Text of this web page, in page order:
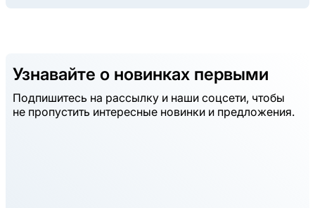
Узнавайте о новинках первыми
Подпишитесь на рассылку и наши соцсети, чтобы
не пропустить интересные новинки и предложения.